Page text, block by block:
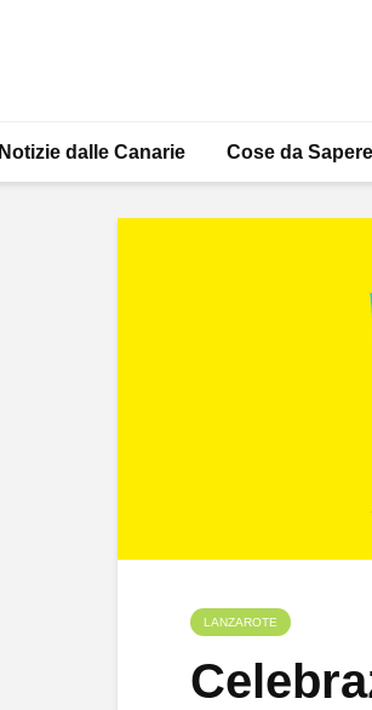
Notizie dalle Canarie Cose da Sapere
LANZAROTE